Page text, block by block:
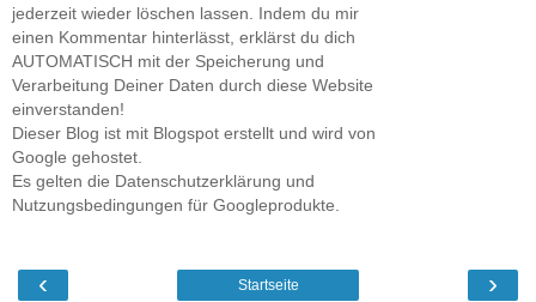
jederzeit wieder löschen lassen. Indem du mir
einen Kommentar hinterlässt, erklärst du dich
AUTOMATISCH mit der Speicherung und
Verarbeitung Deiner Daten durch diese Website
einverstanden!
Dieser Blog ist mit Blogspot erstellt und wird von
Google gehostet.
Es gelten die Datenschutzerklärung und
Nutzungsbedingungen für Googleprodukte.
‹ ›
Startseite